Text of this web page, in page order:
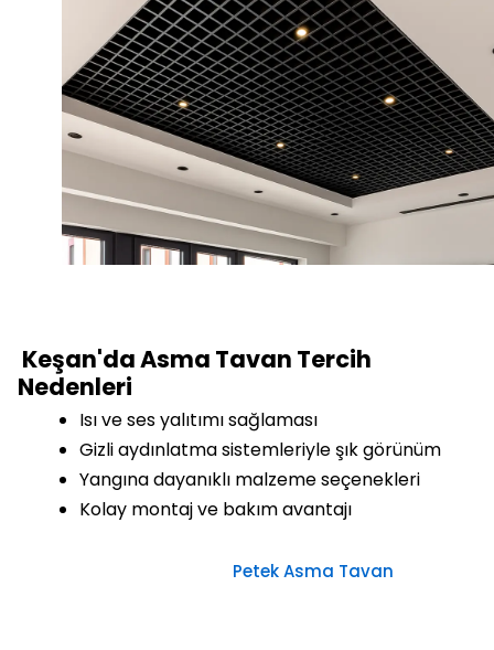
Keşan'da Asma Tavan Tercih
Nedenleri
Isı ve ses yalıtımı sağlaması
Gizli aydınlatma sistemleriyle şık görünüm
Yangına dayanıklı malzeme seçenekleri
Kolay montaj ve bakım avantajı
Petek Asma Tavan